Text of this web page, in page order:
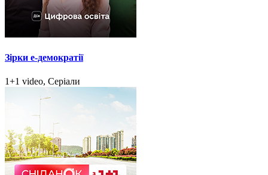
Зірки e-демократії
1+1 video, Серіали